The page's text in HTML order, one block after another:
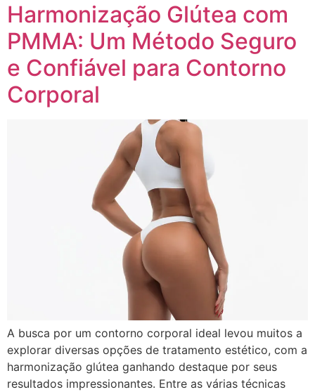
Harmonização Glútea com
PMMA: Um Método Seguro
e Confiável para Contorno
Corporal
A busca por um contorno corporal ideal levou muitos a
explorar diversas opções de tratamento estético, com a
harmonização glútea ganhando destaque por seus
resultados impressionantes. Entre as várias técnicas